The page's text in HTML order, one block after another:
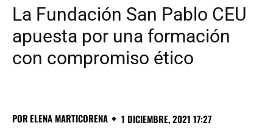
La Fundación San Pablo CEU
apuesta por una formación
con compromiso ético
POR ELENA MARTICORENA 1 DICIEMBRE, 2021 17:27